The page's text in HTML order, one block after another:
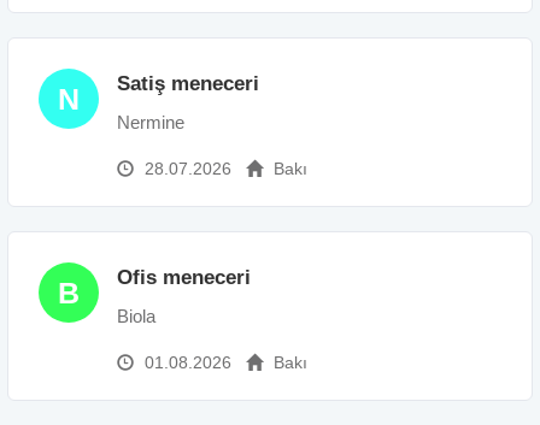
N Satiş meneceri
Nermine
28.07.2026 Bakı
B Ofis meneceri
Biola
01.08.2026 Bakı